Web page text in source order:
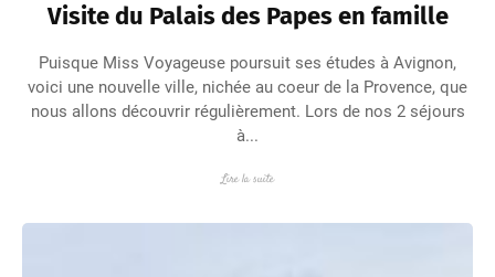
Visite du Palais des Papes en famille
Puisque Miss Voyageuse poursuit ses études à Avignon,
voici une nouvelle ville, nichée au coeur de la Provence, que
nous allons découvrir régulièrement. Lors de nos 2 séjours
à...
Lire la suite